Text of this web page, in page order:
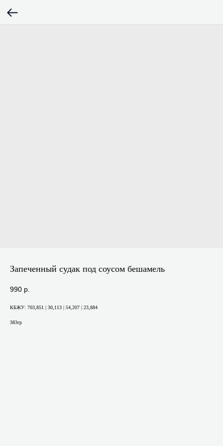
Запеченный судак под соусом бешамель
990 р.
КБЖУ: 703,851 | 30,113 | 54,207 | 23,884
383гр